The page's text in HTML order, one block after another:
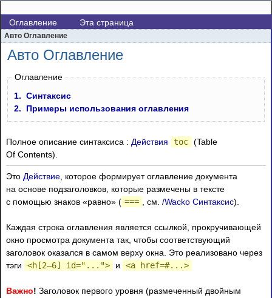
Оглавление Эта страница
Авто Оглавление
Авто Оглавление
Оглавление
1. Синтаксис
2.
Примеры использования оглавления
Полное описание синтаксиса : Действия toc (Table
Of Contents).
Это Действие, которое формирует оглавление документа
на основе подзаголовков, которые размечены в тексте
с помощью знаков «равно» ( === , см. /Wacko Синтаксис).
Каждая строка оглавления является ссылкой, прокручивающей
окно просмотра документа так, чтобы соответствующий
заголовок оказался в самом верху окна. Это реализовано через
тэги
<h[2–6] id="..."> и <a href=#...>
Важно! Заголовок первого уровня (размеченный двойным